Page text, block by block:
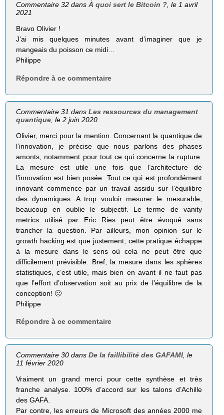
Commentaire 32 dansÀ quoi sert le Bitcoin ?, le 1 avril
2021
Bravo Olivier !
J’ai mis quelques minutes avant d’imaginer que je
mangeais du poisson ce midi…
Philippe
Répondre à ce commentaire
Commentaire 31 dansLes ressources du management
quantique , le 2 juin 2020
Olivier, merci pour la mention. Concernant la quantique de
l’innovation, je précise que nous parlons des phases
amonts, notamment pour tout ce qui concerne la rupture.
La mesure est utile une fois que l’architecture de
l’innovation est bien posée. Tout ce qui est profondément
innovant commence par un travail assidu sur l’équilibre
des dynamiques. A trop vouloir mesurer le mesurable,
beaucoup en oublie le subjectif. Le terme de vanity
metrics utilisé par Eric Ries peut être évoqué sans
trancher la question. Par ailleurs, mon opinion sur le
growth hacking est que justement, cette pratique échappe
à la mesure dans le sens où cela ne peut être que
difficilement prévisible. Bref, la mesure dans les sphères
statistiques, c’est utile, mais bien en avant il ne faut pas
que l’effort d’observation soit au prix de l’équilibre de la
conception! 🙂
Philippe
Répondre à ce commentaire
Commentaire 30 dansDe la faillibilité des GAFAMI , le
11 février 2020
Vraiment un grand merci pour cette synthèse et très
franche analyse. 100% d’accord sur les talons d’Achille
des GAFA.
Par contre, les erreurs de Microsoft des années 2000 me